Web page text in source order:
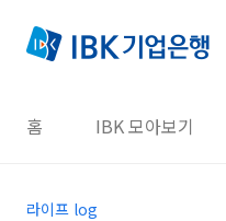
홈 IBK 모아보기
라이프 log